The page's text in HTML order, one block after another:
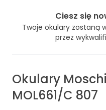
Ciesz się
Twoje okulary zostaną
przez
Okulary
MOL661/C 807